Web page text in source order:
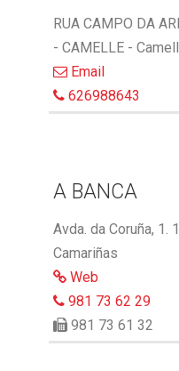
RUA CAMPO DA
- CAMELLE -
Email
626988643
A BANCA
Avda. da Coruña, 1.
Camariñas
Web
981 73 62 29
981 73 61 32